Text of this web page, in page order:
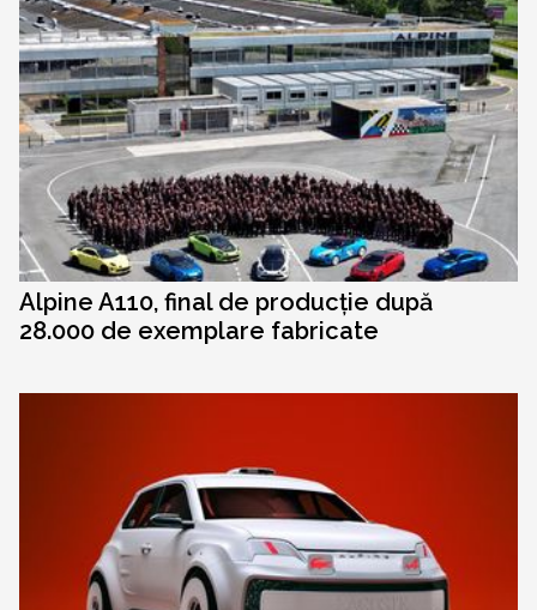
Alpine A110, final de producție după
28.000 de exemplare fabricate